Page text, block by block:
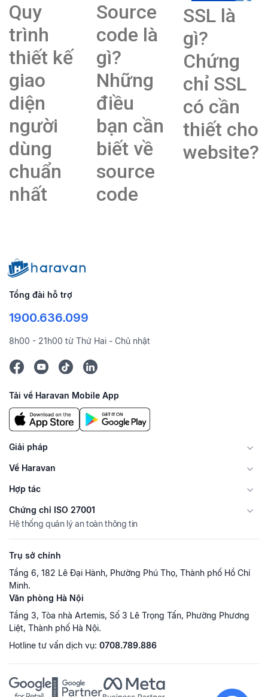
Quy
trình
thiết kế
giao
diện
người
dùng
chuẩn
nhất
Source
code là
gì?
Những
điều
bạn cần
biết về
source
code
SSL là
gì?
Chứng
chỉ SSL
có cần
thiết cho
website?
Tổng đài hỗ trợ
1900.636.099
8h00 - 21h00 từ Thứ Hai - Chủ nhật
Tải về Haravan Mobile App
Giải pháp
Về Haravan
Hợp tác
Chứng chỉ ISO 27001
Hệ thống quản lý an toàn thông tin
Trụ sở chính
Tầng 6, 182 Lê Đại Hành, Phường Phú Thọ, Thành phố Hồ Chí
Minh.
Văn phòng Hà Nội
Tầng 3, Tòa nhà Artemis, Số 3 Lê Trọng Tấn, Phường Phương
Liệt, Thành phố Hà Nội.
Hotline tư vấn dịch vụ: 0708.789.886